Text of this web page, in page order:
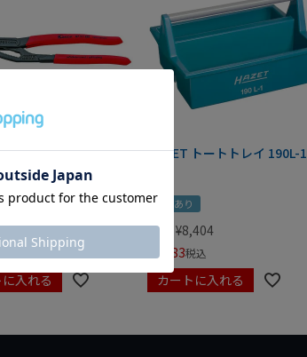
クス コブラ クイック
250 KNIPEX
夏セール
入れる
HAZET トートトレイ 190L-1
動画あり
定価 ¥8,404
7,983税込
カートに入れる